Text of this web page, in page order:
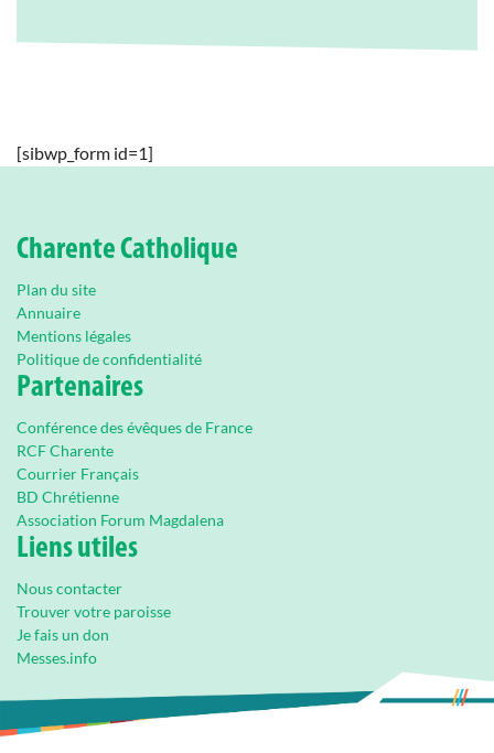
[sibwp_form id=1]
Charente Catholique
Plan du site
Annuaire
Mentions légales
Politique de confidentialité
Partenaires
Conférence des évêques de France
RCF Charente
Courrier Français
BD Chrétienne
Association Forum Magdalena
Liens utiles
Nous contacter
Trouver votre paroisse
Je fais un don
Messes.info